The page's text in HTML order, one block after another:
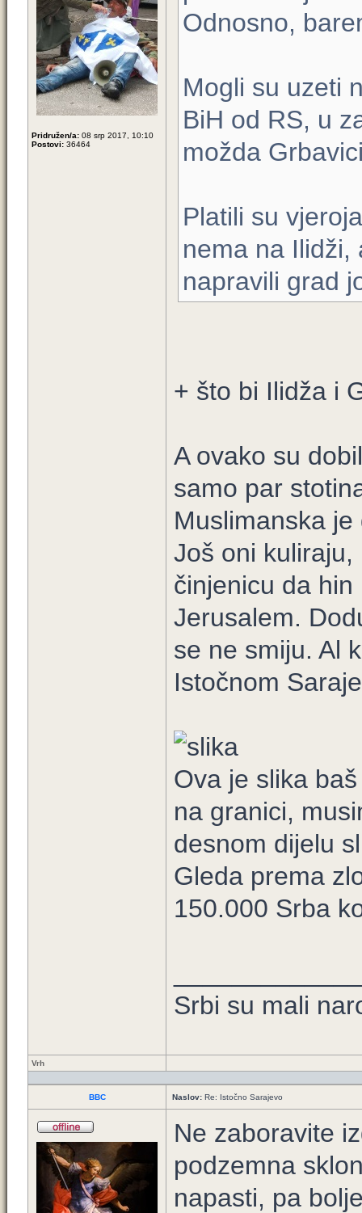
Pridružen/a: 08 srp 2017, 10:10
Postovi: 36464
Odnosno,
Mogli su uzeti
BiH od RS, u
možda
Platili su
nema na Ilidži,
napravili grad
+ što bi Ilidža i
A ovako su
samo par
Muslimanska
Još oni
činjenicu da
Jerusalem.
se ne smiju. Al
Istočnom
Ova je slika
na granici,
desnom dijelu
Gleda prema
150.000 Srba
Srbi su mali
Vrh
BBC Naslov: Re: Istočno Sarajevo
Ne zaboravite
podzemna
napasti, pa